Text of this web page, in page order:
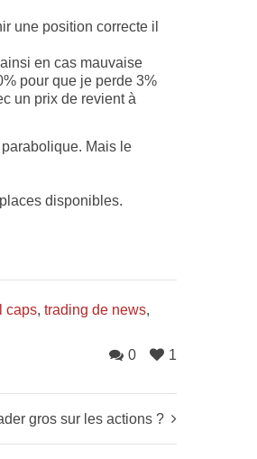
une position correcte il
en cas mauvaise
pour que je perde 3%
un prix de revient à
Mais le
disponibles.
caps, trading de news,
1
0
gros sur les actions ?